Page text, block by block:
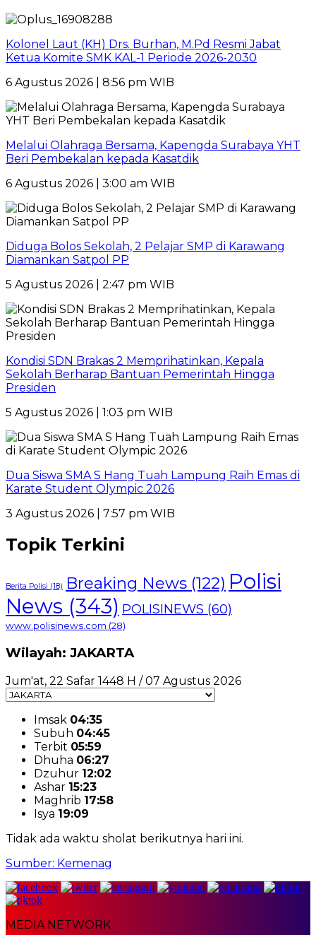
Kolonel Laut (KH) Drs. Burhan, M.Pd Resmi Jabat
Ketua Komite SMK KAL-1 Periode 2026-2030
6 Agustus 2026 | 8:56 pm WIB
Melalui Olahraga Bersama, Kapengda Surabaya YHT
Beri Pembekalan kepada Kasatdik
6 Agustus 2026 | 3:00 am WIB
Diduga Bolos Sekolah, 2 Pelajar SMP di Karawang
Diamankan Satpol PP
5 Agustus 2026 | 2:47 pm WIB
Kondisi SDN Brakas 2 Memprihatinkan, Kepala
Sekolah Berharap Bantuan Pemerintah Hingga
Presiden
5 Agustus 2026 | 1:03 pm WIB
Dua Siswa SMA S Hang Tuah Lampung Raih Emas di
Karate Student Olympic 2026
3 Agustus 2026 | 7:57 pm WIB
Topik Terkini
Berita Polisi (18) Breaking News (122) Polisi
News (343) POLISINEWS (60)
www.polisinews.com (28)
Wilayah: JAKARTA
Jum'at, 22 Safar 1448 H / 07 Agustus 2026
Imsak 04:35
Subuh 04:45
Terbit 05:59
Dhuha 06:27
Dzuhur 12:02
Ashar 15:23
Maghrib 17:58
Isya 19:09
Tidak ada waktu sholat berikutnya hari ini.
Sumber: Kemenag
MEDIA NETWORK